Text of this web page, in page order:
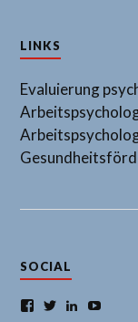
LINKS
Evaluierung
SOCIAL
Facebook
TwitterLinkedIn